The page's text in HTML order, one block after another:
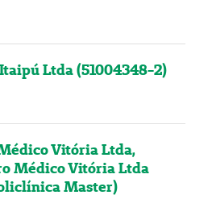
Ltda (51004348-2)
Vitória Ltda,
Médico Vitória Ltda
Master)